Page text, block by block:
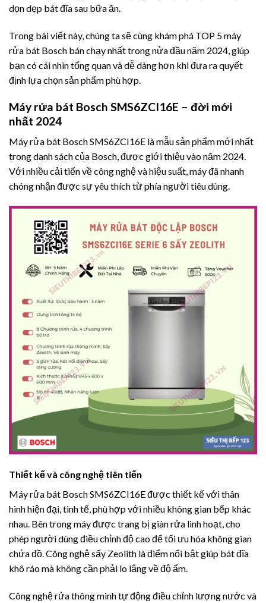
dọn dẹp bát đĩa sau bữa ăn.
Trong bài viết này, chúng ta sẽ cùng khám phá TOP 5 máy
rửa bát Bosch bán chạy nhất trong nửa đầu năm 2024, giúp
bạn có cái nhìn tổng quan và dễ dàng hơn khi đưa ra quyết
định lựa chọn sản phẩm phù hợp.
Máy rửa bát Bosch SMS6ZCI16E – đời mới
nhất 2024
Máy rửa bát Bosch SMS6ZCI16E là mẫu sản phẩm mới nhất
trong danh sách của Bosch, được giới thiệu vào năm 2024.
Với nhiều cải tiến về công nghệ và hiệu suất, máy đã nhanh
chóng nhận được sự yêu thích từ phía người tiêu dùng.
Thiết kế và công nghệ tiên tiến
Máy rửa bát Bosch SMS6ZCI16E được thiết kế với thân
hình hiện đại, tinh tế, phù hợp với nhiều không gian bếp khác
nhau. Bên trong máy được trang bị giàn rửa linh hoạt, cho
phép người dùng điều chỉnh độ cao để tối ưu hóa không gian
chứa đồ. Công nghệ sấy Zeolith là điểm nổi bật giúp bát đĩa
khô ráo mà không cần phải lo lắng về độ ẩm.
Công nghệ rửa thông minh tự động điều chỉnh lượng nước và